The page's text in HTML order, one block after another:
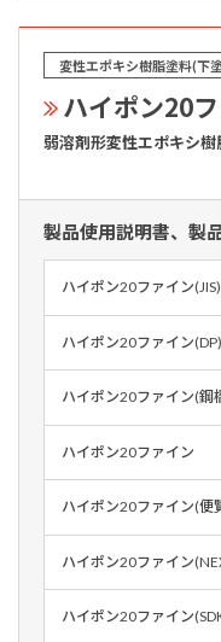
変性エポキシ樹脂塗料(下
ハイポン20
弱溶剤形変性エポキシ樹
製品使用説明書、製
ハイポン20ファイン
ハイポン20ファイン
ハイポン20ファイン(鋼
ハイポン20ファイン
ハイポン20ファイン(便
ハイポン20ファイン
ハイポン20ファイン